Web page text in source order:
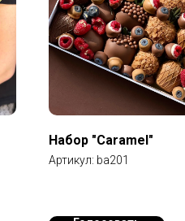
Набор "Caramel"
Артикул: ba201